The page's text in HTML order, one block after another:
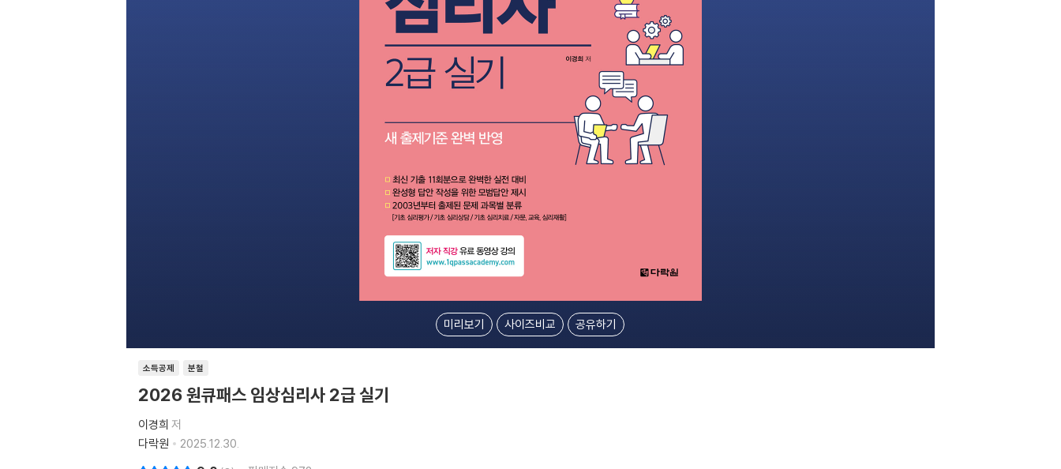
미리보기 사이즈비교 공유하기
소득공제 분철
2026 원큐패스 임상심리사 2급 실기
이경희 저
다락원
2025.12.30.